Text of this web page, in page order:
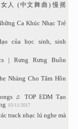
人 (中文舞曲) 慢摇
Ca Khúc Nhạc Trẻ
của học sinh, sinh
| Rưng Rưng Buồn
Nhàng Cho Tâm Hồn
♫ TOP EDM Tạo
03/11/2017
track nhạc lú nghe mà